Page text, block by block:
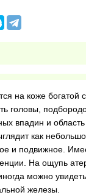
на коже богатой
головы,
впадин и область
как
и подвижное.
На ощупь
можно
железы.